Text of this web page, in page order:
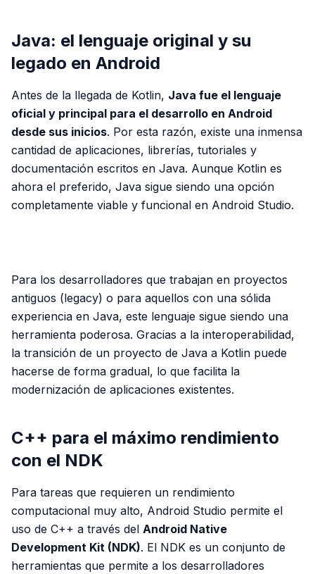
Java: el lenguaje original y su
legado en Android
Antes de la llegada de Kotlin, Java fue el lenguaje
oficial y principal para el desarrollo en Android
desde sus inicios. Por esta razón, existe una inmensa
cantidad de aplicaciones, librerías, tutoriales y
documentación escritos en Java. Aunque Kotlin es
ahora el preferido, Java sigue siendo una opción
completamente viable y funcional en Android Studio.
Para los desarrolladores que trabajan en proyectos
antiguos (legacy) o para aquellos con una sólida
experiencia en Java, este lenguaje sigue siendo una
herramienta poderosa. Gracias a la interoperabilidad,
la transición de un proyecto de Java a Kotlin puede
hacerse de forma gradual, lo que facilita la
modernización de aplicaciones existentes.
C++ para el máximo rendimiento
con el NDK
Para tareas que requieren un rendimiento
computacional muy alto, Android Studio permite el
uso de C++ a través del Android Native
Development Kit (NDK). El NDK es un conjunto de
herramientas que permite a los desarrolladores